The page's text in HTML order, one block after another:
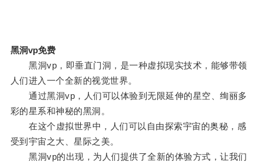
黑洞vp免费
黑洞vp，即垂直门洞，是一种虚拟现实技术，能够带领
人们进入一个全新的视觉世界。
通过黑洞vp，人们可以体验到无限延伸的星空、绚丽多
彩的星系和神秘的黑洞。
在这个虚拟世界中，人们可以自由探索宇宙的奥秘，感
受到宇宙之大、星际之美。
黑洞vp的出现，为人们提供了全新的体验方式，让我们